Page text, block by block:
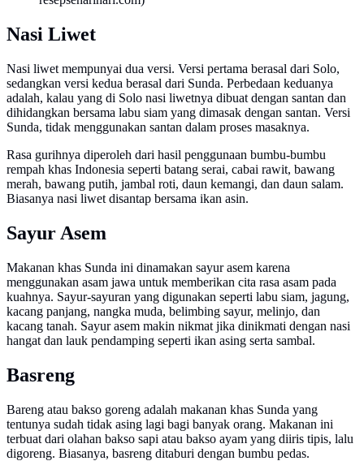
Nasi Liwet
Nasi liwet mempunyai dua versi. Versi pertama berasal dari Solo,
sedangkan versi kedua berasal dari Sunda. Perbedaan keduanya
adalah, kalau yang di Solo nasi liwetnya dibuat dengan santan dan
dihidangkan bersama labu siam yang dimasak dengan santan. Versi
Sunda, tidak menggunakan santan dalam proses masaknya.
Rasa gurihnya diperoleh dari hasil penggunaan bumbu-bumbu
rempah khas Indonesia seperti batang serai, cabai rawit, bawang
merah, bawang putih, jambal roti, daun kemangi, dan daun salam.
Biasanya nasi liwet disantap bersama ikan asin.
Sayur Asem
Makanan khas Sunda ini dinamakan sayur asem karena
menggunakan asam jawa untuk memberikan cita rasa asam pada
kuahnya. Sayur-sayuran yang digunakan seperti labu siam, jagung,
kacang panjang, nangka muda, belimbing sayur, melinjo, dan
kacang tanah. Sayur asem makin nikmat jika dinikmati dengan nasi
hangat dan lauk pendamping seperti ikan asing serta sambal.
Basreng
Bareng atau bakso goreng adalah makanan khas Sunda yang
tentunya sudah tidak asing lagi bagi banyak orang. Makanan ini
terbuat dari olahan bakso sapi atau bakso ayam yang diiris tipis, lalu
digoreng. Biasanya, basreng ditaburi dengan bumbu pedas.